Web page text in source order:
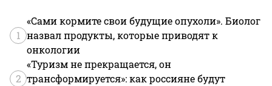
1
«Сами кормите свои будущие опухоли». Биолог
назвал продукты, которые приводят к
онкологии
2
«Туризм не прекращается, он
трансформируется»: как россияне будут